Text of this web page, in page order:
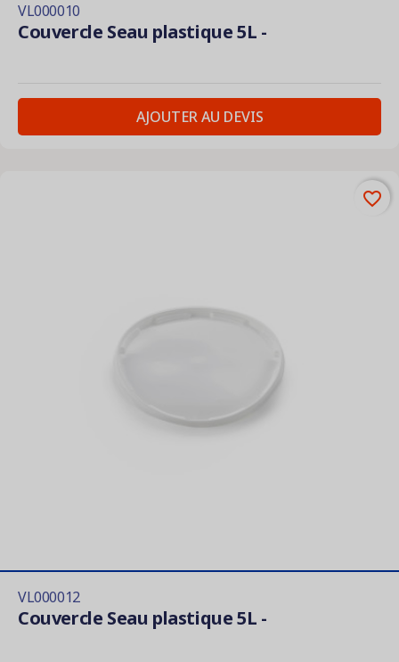
VL000010
Couvercle Seau plastique 5L -
AJOUTER AU DEVIS
VL000012
Couvercle Seau plastique 5L -
favorite_border